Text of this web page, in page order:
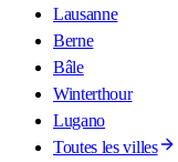
Lausanne
Berne
Bâle
Winterthour
Lugano
Toutes les villes